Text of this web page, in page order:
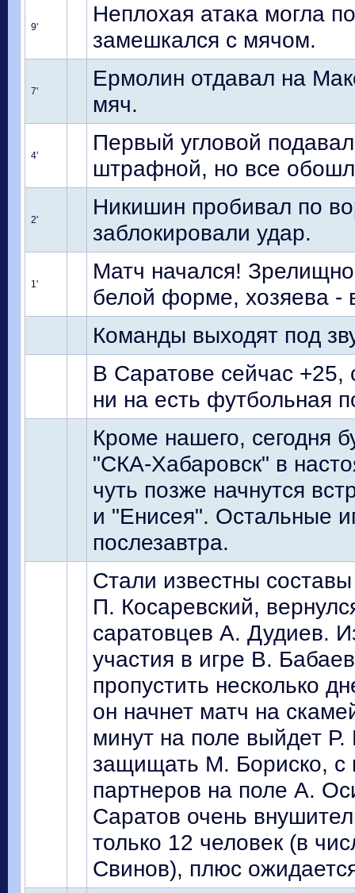
9'
Неплохая атака могла
замешкался с мячом.
7'
Ермолин отдавал на
мяч.
4'
Первый угловой
штрафной, но все
2'
Никишин пробивал по
заблокировали удар.
1'
Матч начался!
белой форме, хозяева -
Команды выходят под
В Саратове сейчас +25,
ни на есть футбольная
Кроме нашего, сегодня
"СКА-Хабаровск" в
чуть позже начнутся
и "Енисея". Остальные
послезавтра.
Стали известны
П. Косаревский,
саратовцев А. Дудиев.
участия в игре В.
пропустить несколько
он начнет матч на
минут на поле выйдет
защищать М. Бориско, с
партнеров на поле А.
Саратов очень
только 12 человек (в
Свинов), плюс